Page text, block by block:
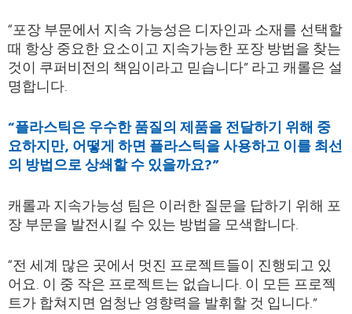
“포장 부문에서 지속 가능성은 디자인과 소재를 선택할
때 항상 중요한 요소이고 지속가능한 포장 방법을 찾는
것이 쿠퍼비전의 책임이라고 믿습니다” 라고 캐롤은 설
명합니다.
“플라스틱은 우수한 품질의 제품을 전달하기 위해 중
요하지만, 어떻게 하면 플라스틱을 사용하고 이를 최선
의 방법으로 상쇄할 수 있을까요?”
캐롤과 지속가능성 팀은 이러한 질문을 답하기 위해 포
장 부문을 발전시킬 수 있는 방법을 모색합니다.
“전 세계 많은 곳에서 멋진 프로젝트들이 진행되고 있
어요. 이 중 작은 프로젝트는 없습니다. 이 모든 프로젝
트가 합쳐지면 엄청난 영향력을 발휘할 것 입니다.”